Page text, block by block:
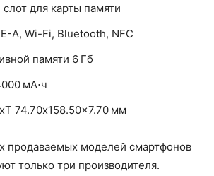
слот для карты памяти
A, Wi-Fi, Bluetooth, NFC
памяти 6 Гб
мА⋅ч
74.70x158.50x7.70 мм
продаваемых моделей смартфонов
только три производителя.